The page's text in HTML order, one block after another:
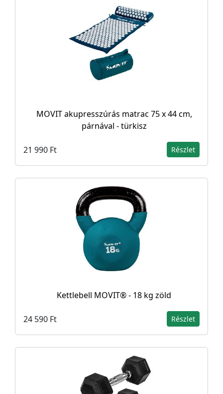
MOVIT akupresszúrás matrac 75 x 44 cm,
párnával - türkisz
21 990 Ft Részlet
Kettlebell MOVIT® - 18 kg zöld
24 590 Ft Részlet